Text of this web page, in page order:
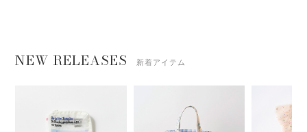
NEW RELEASES 新着アイテム